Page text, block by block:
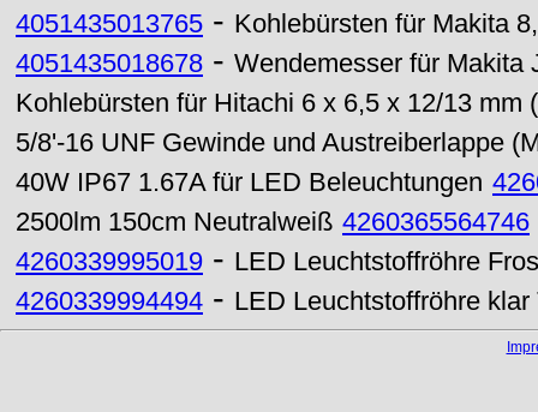
4051435013765 - Kohlebürsten für Makita
4051435018678 - Wendemesser für Makita
Kohlebürsten für Hitachi 6 x 6,5 x 12/13 mm
5/8'-16 UNF Gewinde und Austreiberlappe
40W IP67 1.67A für LED Beleuchtungen
2500lm 150cm Neutralweiß 4260365564746
4260339995019 - LED Leuchtstoffröhre
4260339994494 - LED Leuchtstoffröhre